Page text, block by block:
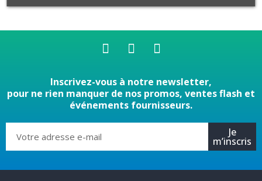
Inscrivez-vous à notre newsletter,
pour ne rien manquer de nos promos, ventes flash et
événements fournisseurs.
Je
m’inscris